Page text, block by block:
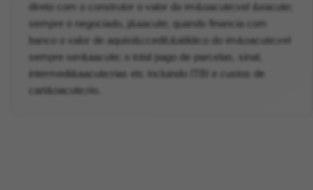
direto com o construtor o valor do im&oacute;vel &eacute;
sempre o negociado, j&aacute; quando financia com
banco o valor de aquisi&ccedil;&atilde;o do im&oacute;vel
sempre ser&aacute; o total pago de parcelas, sinal,
intermedi&aacute;rias etc incluindo ITBI e custos de
cart&oacute;rio.